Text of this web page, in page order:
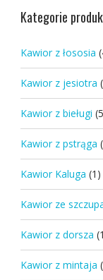
Kategorie
Kawior z łososia
Kawior z jesiotra
Kawior z bieługi
Kawior z pstrąga
Kawior Kaluga (1)
Kawior ze
Kawior z dorsza
Kawior z mintaja